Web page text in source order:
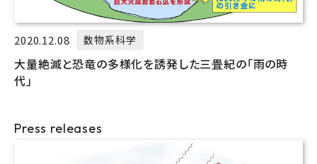
2020.12.08 数物系科学
大量絶滅と恐竜の多様化を誘発した三畳紀の「雨の時
代」
Press releases